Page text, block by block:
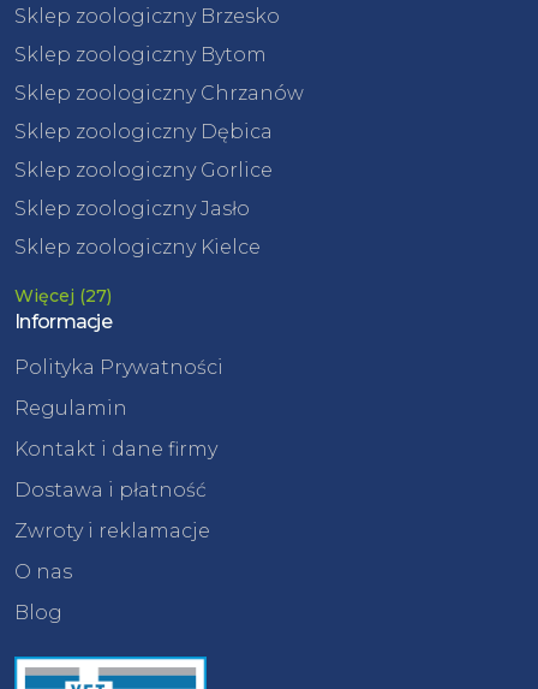
Sklep zoologiczny Brzesko
Sklep zoologiczny Bytom
Sklep zoologiczny Chrzanów
Sklep zoologiczny Dębica
Sklep zoologiczny Gorlice
Sklep zoologiczny Jasło
Sklep zoologiczny Kielce
Więcej (27)
Informacje
Polityka Prywatności
Regulamin
Kontakt i dane firmy
Dostawa i płatność
Zwroty i reklamacje
O nas
Blog